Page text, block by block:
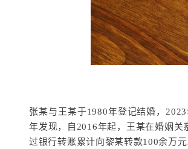
张某与王某于1980年登记结婚，
年发现，自2016年起，王某在婚姻
过银行转账累计向黎某转款100余万元